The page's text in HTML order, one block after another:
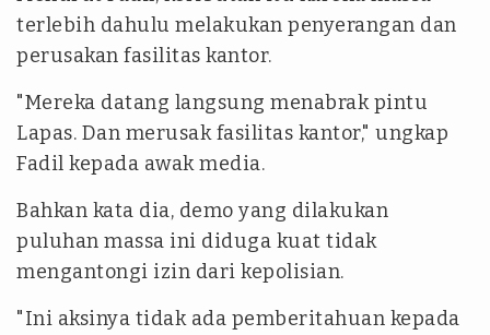
terlebih dahulu melakukan penyerangan dan
perusakan fasilitas kantor.
"Mereka datang langsung menabrak pintu
Lapas. Dan merusak fasilitas kantor," ungkap
Fadil kepada awak media.
Bahkan kata dia, demo yang dilakukan
puluhan massa ini diduga kuat tidak
mengantongi izin dari kepolisian.
"Ini aksinya tidak ada pemberitahuan kepada